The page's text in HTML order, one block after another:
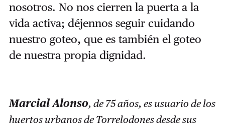
nosotros. No nos cierren la puerta a la
vida activa; déjennos seguir cuidando
nuestro goteo, que es también el goteo
de nuestra propia dignidad.
Marcial Alonso, de 75 años, es usuario de los
huertos urbanos de Torrelodones desde sus